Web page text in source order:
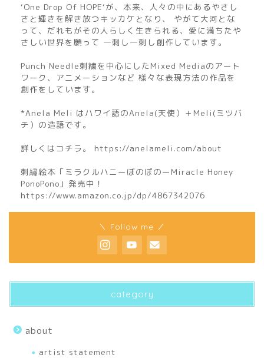
‘One Drop Of HOPE‘が、本来、人々の中にあるやさし
さと輝きを解き放つキッカケとなり、 やがて大河とな
って、だれもがその人らしく生きられる、愛に満ちたや
さしい世界を願って 一刺し一刺し創作しています。
Punch Needle刺繍を中心にしたMixed Mediaのアート
ワーク、アニメーションなど 様々な表現方法の作品を
創作をしています。
*Anela Meli はハワイ語のAnela(天使）＋Meli(ミツバ
チ）の造語です。
詳しくはコチラ。 https://anelameli.com/about
刺繡絵本「ミラクルハニーぽのぽのーMiracle Honey
PonoPono」発売中！
https://www.amazon.co.jp/dp/4867342076
＼ Follow me ／
category
about
artist statement
biography